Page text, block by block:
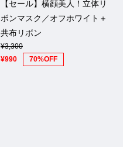
【セール】横顔美人！立体リ
ボンマスク／オフホワイト＋
共布リボン
¥3,300
¥990
70%OFF